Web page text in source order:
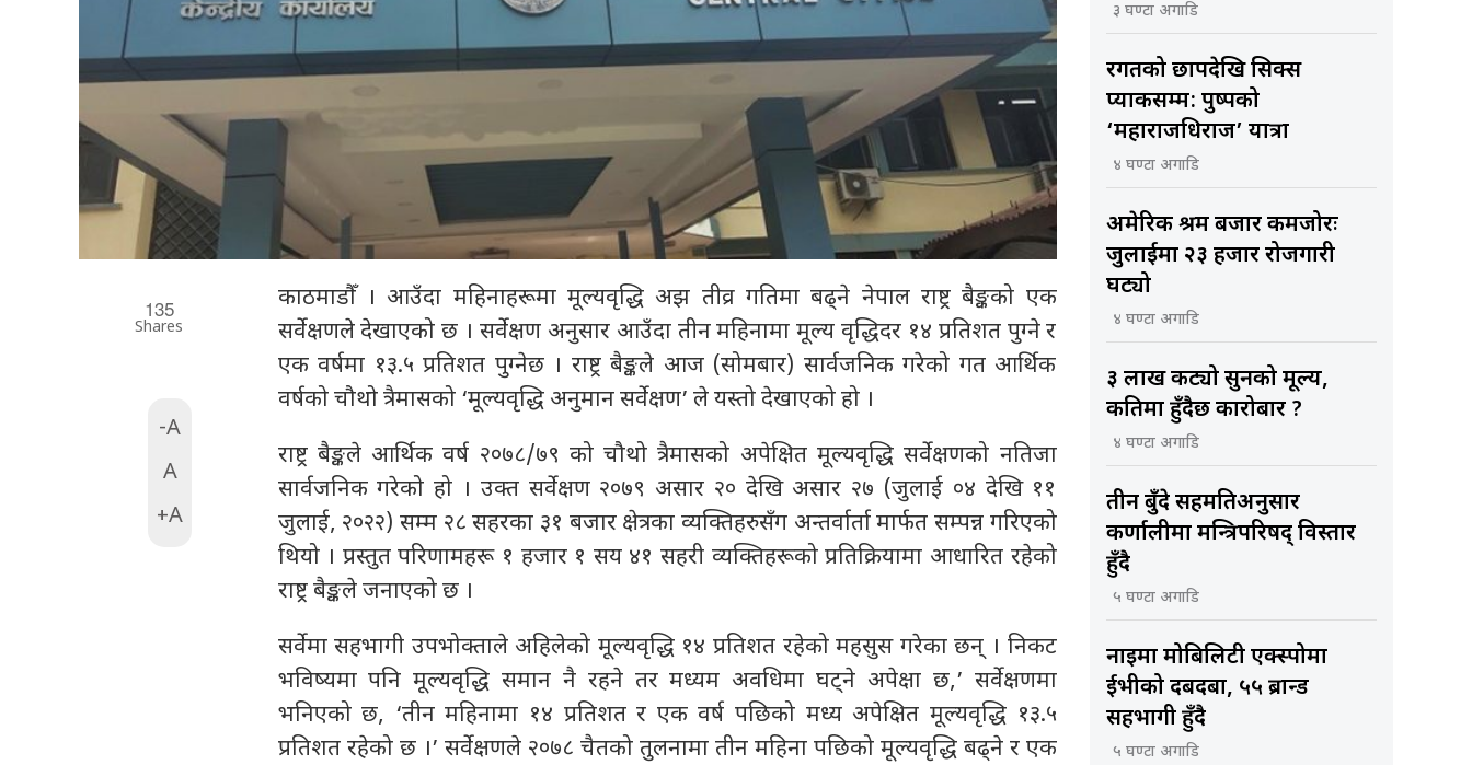
135
Shares
-A
A
+A
काठमाडौँ । आउँदा महिनाहरूमा मूल्यवृद्धि अझ तीव्र गतिमा बढ्ने नेपाल राष्ट्र बैङ्कको एक
सर्वेक्षणले देखाएको छ । सर्वेक्षण अनुसार आउँदा तीन महिनामा मूल्य वृद्धिदर १४ प्रतिशत पुग्ने र
एक वर्षमा १३.५ प्रतिशत पुग्नेछ । राष्ट्र बैङ्कले आज (सोमबार) सार्वजनिक गरेको गत आर्थिक
वर्षको चौथो त्रैमासको ‘मूल्यवृद्धि अनुमान सर्वेक्षण’ ले यस्तो देखाएको हो ।
राष्ट्र बैङ्कले आर्थिक वर्ष २०७८/७९ को चौथो त्रैमासको अपेक्षित मूल्यवृद्धि सर्वेक्षणको नतिजा
सार्वजनिक गरेको हो । उक्त सर्वेक्षण २०७९ असार २० देखि असार २७ (जुलाई ०४ देखि ११
जुलाई, २०२२) सम्म २८ सहरका ३१ बजार क्षेत्रका व्यक्तिहरुसँग अन्तर्वार्ता मार्फत सम्पन्न गरिएको
थियो । प्रस्तुत परिणामहरू १ हजार १ सय ४१ सहरी व्यक्तिहरूको प्रतिक्रियामा आधारित रहेको
राष्ट्र बैङ्कले जनाएको छ ।
सर्वेमा सहभागी उपभोक्ताले अहिलेको मूल्यवृद्धि १४ प्रतिशत रहेको महसुस गरेका छन् । निकट
भविष्यमा पनि मूल्यवृद्धि समान नै रहने तर मध्यम अवधिमा घट्ने अपेक्षा छ,’ सर्वेक्षणमा
भनिएको छ, ‘तीन महिनामा १४ प्रतिशत र एक वर्ष पछिको मध्य अपेक्षित मूल्यवृद्धि १३.५
प्रतिशत रहेको छ ।’ सर्वेक्षणले २०७८ चैतको तुलनामा तीन महिना पछिको मूल्यवृद्धि बढ्ने र एक
३ घण्टा अगाडि
रगतको छापदेखि सिक्स
प्याकसम्म: पुष्पको
‘महाराजधिराज’ यात्रा
४ घण्टा अगाडि
अमेरिकी श्रम बजार कमजोरः
जुलाईमा २३ हजार रोजगारी
घट्यो
४ घण्टा अगाडि
३ लाख कट्यो सुनको मूल्य,
कतिमा हुँदैछ कारोबार ?
४ घण्टा अगाडि
तीन बुँदे सहमतिअनुसार
कर्णालीमा मन्त्रिपरिषद् विस्तार
हुँदै
५ घण्टा अगाडि
नाइमा मोबिलिटी एक्स्पोमा
ईभीको दबदबा, ५५ ब्रान्ड
सहभागी हुँदै
५ घण्टा अगाडि